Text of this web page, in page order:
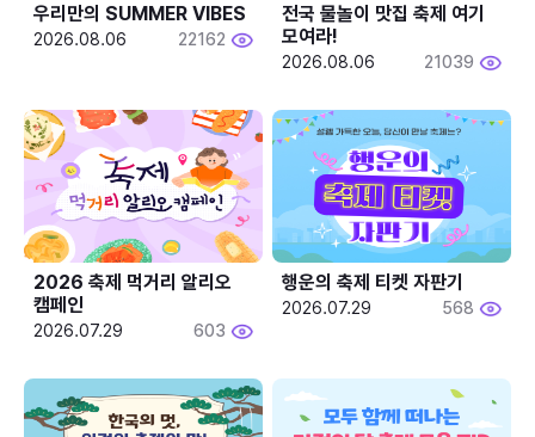
우리만의 SUMMER VIBES
2026.08.06 22162
전국 물놀이 맛집 축제 여기
모여라!
2026.08.06 21039
2026 축제 먹거리 알리오
캠페인
2026.07.29 603
행운의 축제 티켓 자판기
2026.07.29 568